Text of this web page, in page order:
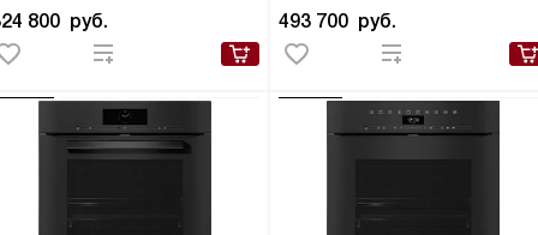
800 руб. 493 700 руб.